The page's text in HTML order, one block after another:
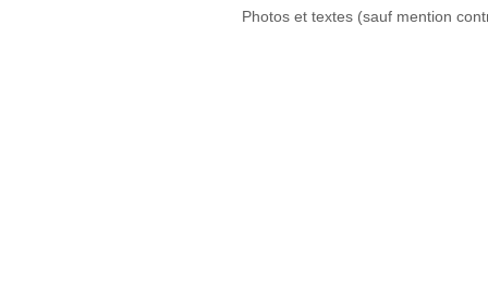
Photos et textes (sauf mention